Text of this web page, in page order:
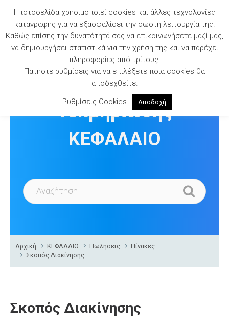
content
Βιβλιοθήκη
Τεκμηρίωσης
ΚΕΦΑΛΑΙΟ
Αρχική ΚΕΦΑΛΑΙΟ Πωλησεις
Πίνακες
Σκοπός Διακίνησης
Σκοπός Διακίνησης
Η ιστοσελίδα χρησιμοποιεί cookies και άλλες τεχνολογίες
καταγραφής για να εξασφαλίσει την σωστή λειτουργία της.
Καθώς επίσης την δυνατότητά σας να επικοινωνήσετε μαζί μας,
να δημιουργήσει στατιστικά για την χρήση της και να παρέχει
πληροφορίες από τρίτους.
Πατήστε ρυθμίσεις για να επιλέξετε ποια cookies θα
αποδεχθείτε.
Ρυθμίσεις Cookies
Αποδοχή